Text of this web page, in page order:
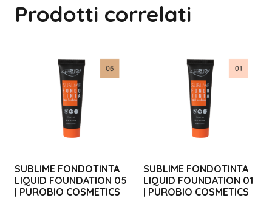
Prodotti correlati
SUBLIME FONDOTINTA
LIQUID FOUNDATION 05
| PUROBIO COSMETICS
SUBLIME FONDOTINTA
LIQUID FOUNDATION 01
| PUROBIO COSMETICS